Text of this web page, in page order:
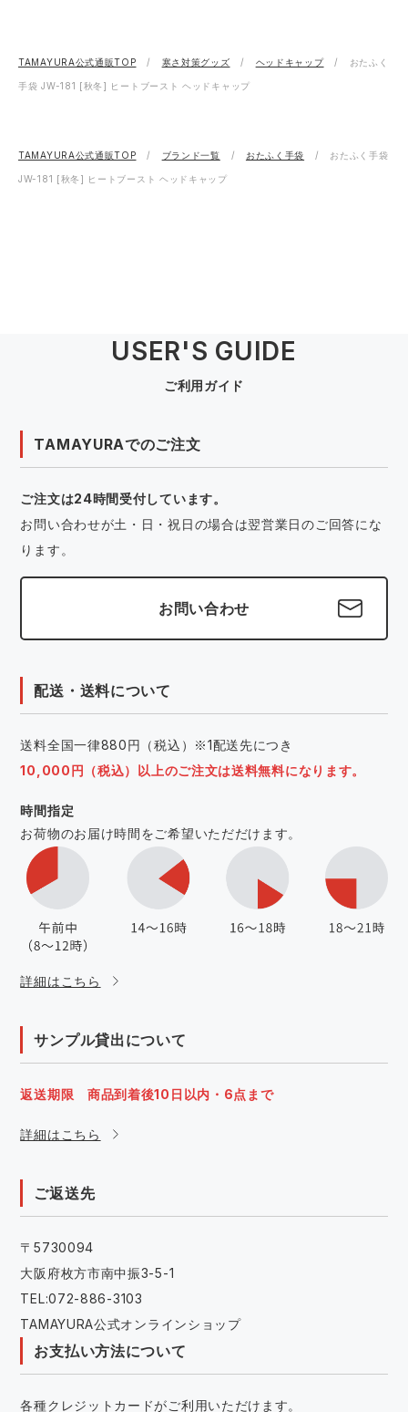
TAMAYURA公式通販TOP 寒さ対策グッズ ヘッドキャップ おたふく
手袋 JW-181 [秋冬] ヒートブースト ヘッドキャップ
TAMAYURA公式通販TOP ブランド一覧 おたふく手袋 おたふく手袋
JW-181 [秋冬] ヒートブースト ヘッドキャップ
USER'S GUIDE
ご利用ガイド
TAMAYURAでのご注文
ご注文は24時間受付しています。
お問い合わせが土・日・祝日の場合は翌営業日のご回答にな
ります。
お問い合わせ
配送・送料について
送料全国一律880円（税込）※1配送先につき
10,000円（税込）以上のご注文は送料無料になります。
時間指定
お荷物のお届け時間をご希望いただだけます。
詳細はこちら
サンプル貸出について
返送期限 商品到着後10日以内・6点まで
詳細はこちら
ご返送先
〒5730094
大阪府枚方市南中振3-5-1
TEL:072-886-3103
TAMAYURA公式オンラインショップ
お支払い方法について
各種クレジットカードがご利用いただけます。